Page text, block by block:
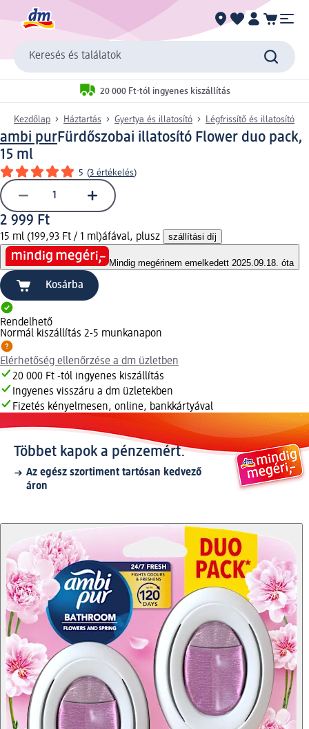
Keresés és találatok
20 000 Ft-tól ingyenes kiszállítás
Kezdőlap Háztartás Gyertya és illatosító Légfrissítő és illatosító
ambi purFürdőszobai illatosító Flower duo pack,
15 ml
5 (3 értékelés)
2 999 Ft
15 ml (199,93 Ft / 1 ml)áfával, plusz szállítási díj
Mindig megérinem emelkedett 2025.09.18. óta
Kosárba
Rendelhető
Normál kiszállítás 2-5 munkanapon
Elérhetőség ellenőrzése a dm üzletben
20 000 Ft -tól ingyenes kiszállítás
Ingyenes visszáru a dm üzletekben
Fizetés kényelmesen, online, bankkártyával
Többet kapok a pénzemért.
Az egész szortiment tartósan kedvező
áron